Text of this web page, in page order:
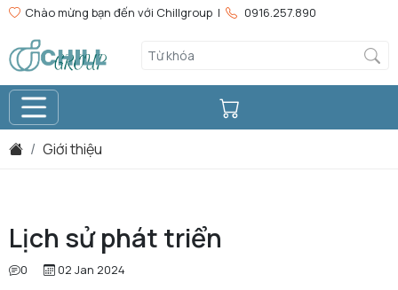
Chào mừng bạn đến với Chillgroup | 0916.257.890
Giới thiệu
Lịch sử phát triển
0 02 Jan 2024